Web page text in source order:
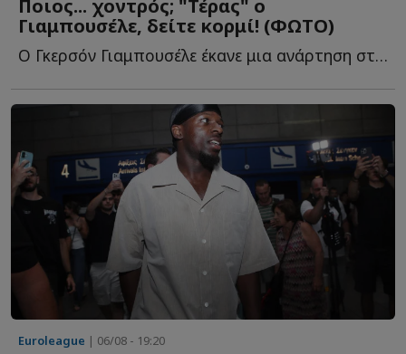
Ποιος... χοντρός; "Τέρας" ο
Γιαμπουσέλε, δείτε κορμί! (ΦΩΤΟ)
Ο Γκερσόν Γιαμπουσέλε έκανε μια ανάρτηση στα social media, κ...
Euroleague | 06/08 - 19:20